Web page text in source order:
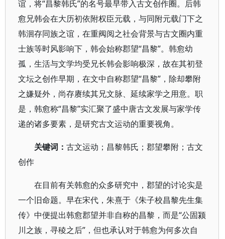
谊，将“昌黎韩氏”的名号最早带入古文创作圈。后韩
愈兄韩会在大历初依附权臣元载，与同附元载门下之
韩洄存同族之谊，在重阀阅之社会背景与古文圈内重
士族等时风影响下，韩会始称郡望“昌黎”。韩愈幼
孤，生活与文学均受兄长韩会影响极深，故在其初登
文坛之创作早期，在文中自称郡望“昌黎”，除却攀附
之嫌疑外，尚存赓续其兄文脉、延续家学之用意。职
是，韩愈称“昌黎”实汇聚了盛中唐古文发展与家学传
递的诸多要素，是研究古文运动的重要视角。
关键词： 古文运动；昌黎韩氏；郡望攀附；古文
创作
在目前有关韩愈的众多研究中，郡望的讨论实是
一个旧命题。早在宋代，朱熹于《朱子校昌黎先生集
传》中便提出韩愈郡望并非自称的昌黎，而是“公固颍
川之族，寻稜之后”，但也承认对于韩愈为何多次自